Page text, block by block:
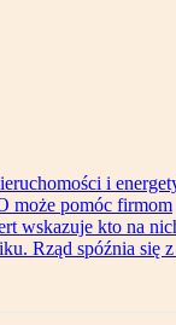
i
może pomóc firmom
wskazuje kto na
Rząd spóźnia się